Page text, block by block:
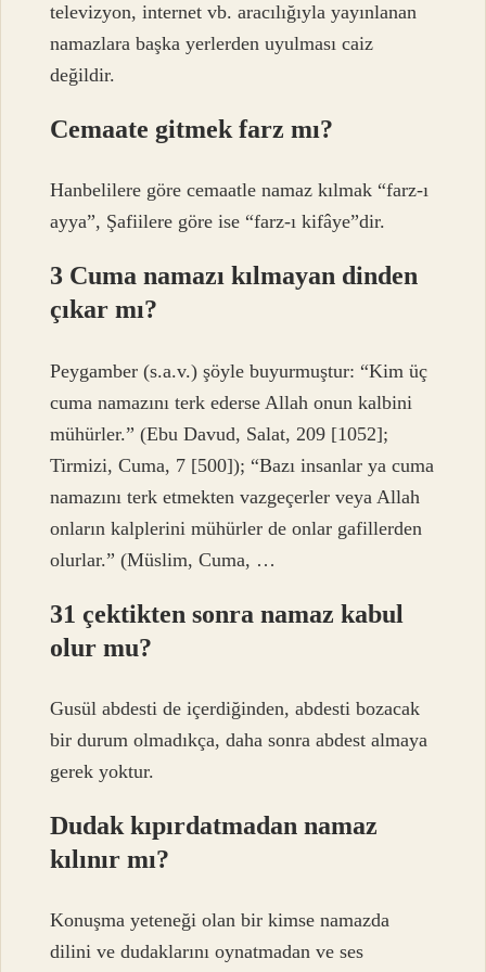
televizyon, internet vb. aracılığıyla yayınlanan
namazlara başka yerlerden uyulması caiz
değildir.
Cemaate gitmek farz mı?
Hanbelilere göre cemaatle namaz kılmak “farz-ı
ayya”, Şafiilere göre ise “farz-ı kifâye”dir.
3 Cuma namazı kılmayan dinden
çıkar mı?
Peygamber (s.a.v.) şöyle buyurmuştur: “Kim üç
cuma namazını terk ederse Allah onun kalbini
mühürler.” (Ebu Davud, Salat, 209 [1052];
Tirmizi, Cuma, 7 [500]); “Bazı insanlar ya cuma
namazını terk etmekten vazgeçerler veya Allah
onların kalplerini mühürler de onlar gafillerden
olurlar.” (Müslim, Cuma, …
31 çektikten sonra namaz kabul
olur mu?
Gusül abdesti de içerdiğinden, abdesti bozacak
bir durum olmadıkça, daha sonra abdest almaya
gerek yoktur.
Dudak kıpırdatmadan namaz
kılınır mı?
Konuşma yeteneği olan bir kimse namazda
dilini ve dudaklarını oynatmadan ve ses